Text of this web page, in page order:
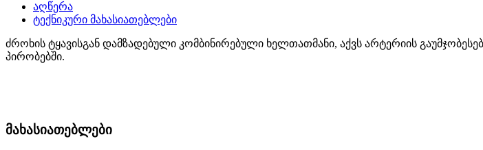
აღწერა
ტექნიკური მახასიათებლები
ძროხის ტყავისგან დამზადებული კომბინირებული ხელთათმანი, აქვს არტერიის
პირობებში.
მახასიათებლები